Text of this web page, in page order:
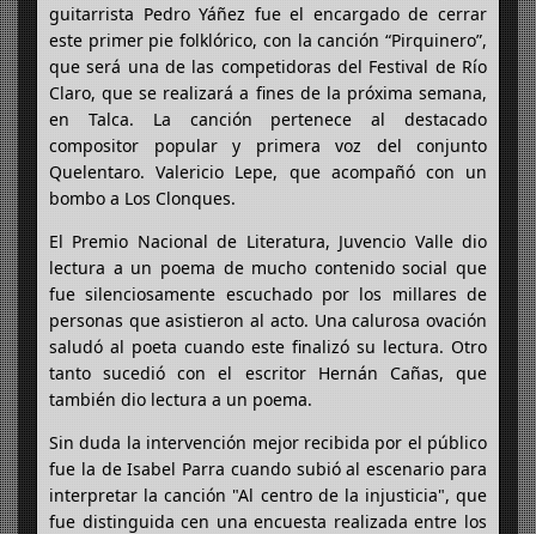
guitarrista Pedro Yáñez fue el encargado de cerrar
este primer pie folklórico, con la canción “Pirquinero”,
que será una de las competidoras del Festival de Río
Claro, que se realizará a fines de la próxima semana,
en Talca. La canción pertenece al destacado
compositor popular y primera voz del conjunto
Quelentaro. Valericio Lepe, que acompañó con un
bombo a Los Clonques.
El Premio Nacional de Literatura, Juvencio Valle dio
lectura a un poema de mucho contenido social que
fue silenciosamente escuchado por los millares de
personas que asistieron al acto. Una calurosa ovación
saludó al poeta cuando este finalizó su lectura. Otro
tanto sucedió con el escritor Hernán Cañas, que
también dio lectura a un poema.
Sin duda la intervención mejor recibida por el público
fue la de Isabel Parra cuando subió al escenario para
interpretar la canción "Al centro de la injusticia", que
fue distinguida cen una encuesta realizada entre los